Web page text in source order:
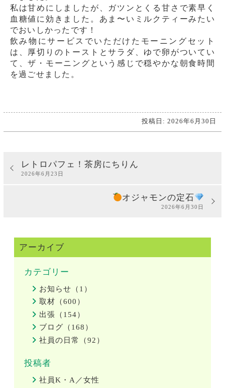
私は甘めにしましたが、ガツンとくる甘さで素早く
血糖値に効きました。あま〜いミルクティーみたい
でおいしかったです！
飲み物にサービスでいただけたモーニングセット
は、厚切りのトーストとサラダ、ゆで卵がついてい
て、ザ・モーニングという感じで穏やかな朝食時間
を過ごせました。
投稿日: 2026年6月30日
レトロパフェ！茶房にちりん
2026年6月23日
オジャモンの定石
2026年6月30日
アーカイブ
カテゴリー
お知らせ（1）
取材（600）
出張（154）
ブログ（168）
社員の日常（92）
投稿者
社員K・A／女性